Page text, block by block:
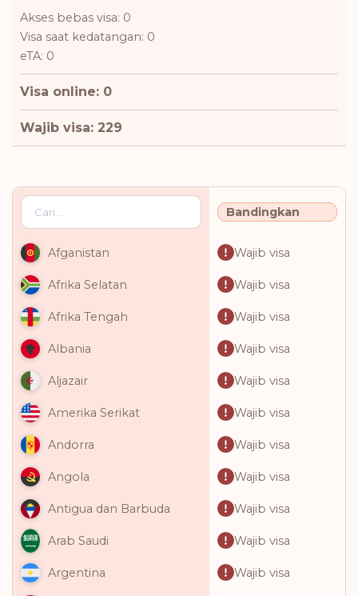
Akses bebas visa: 0
Visa saat kedatangan: 0
eTA: 0
Visa online: 0
Wajib visa: 229
Bandingkan
Afganistan Wajib visa
Afrika Selatan Wajib visa
Afrika Tengah Wajib visa
Albania Wajib visa
Aljazair Wajib visa
Amerika Serikat Wajib visa
Andorra Wajib visa
Angola Wajib visa
Antigua dan Barbuda Wajib visa
Arab Saudi Wajib visa
Argentina Wajib visa